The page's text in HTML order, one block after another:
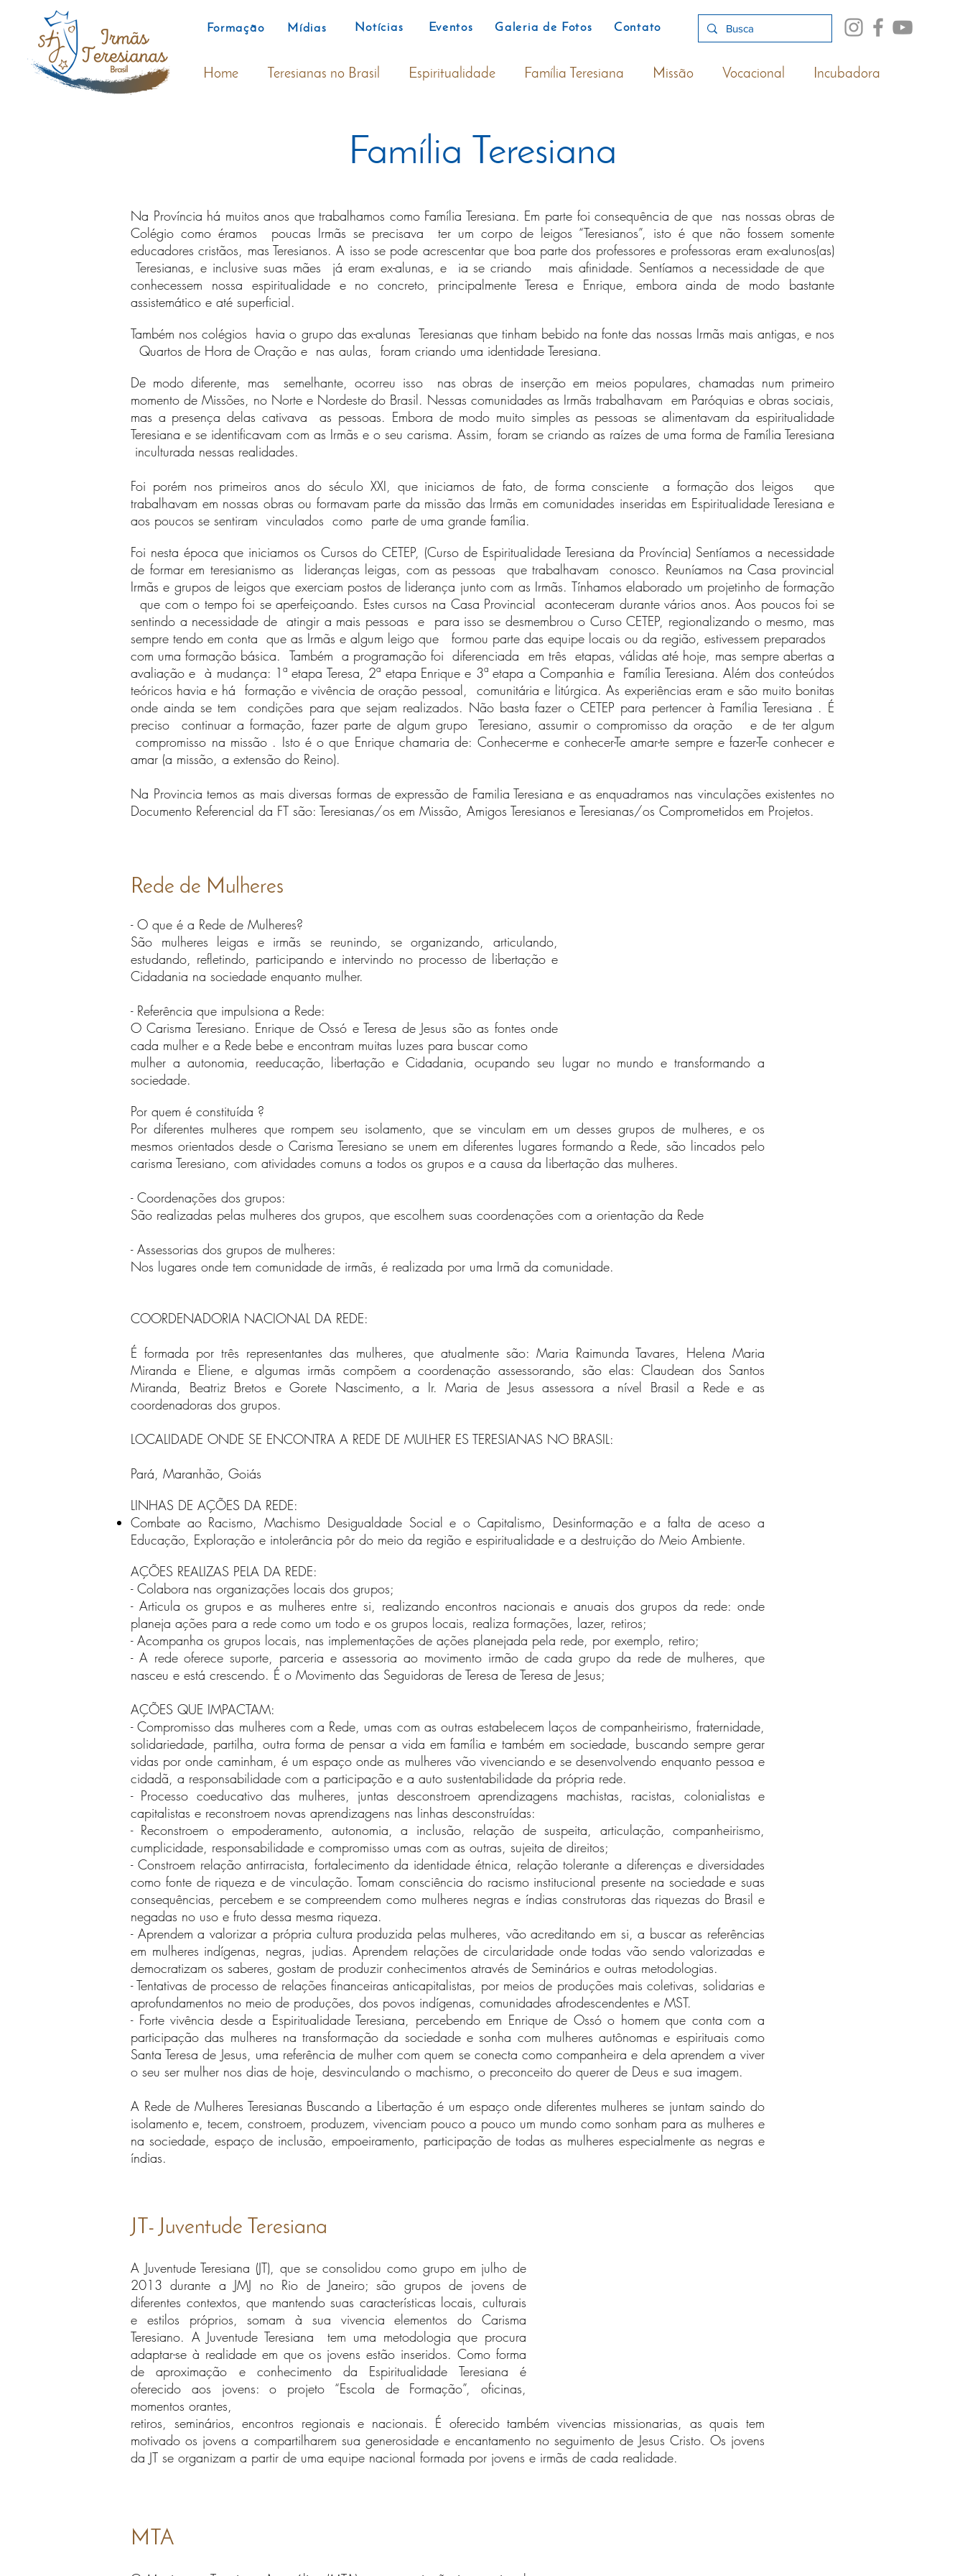
Formação Mídias Notícias Eventos Contato
Home Teresianas no Brasil Espiritualidade Família Teresiana Missão Vocacional Incubadora
Galeria de Fotos
Família Teresiana
Na Província há muitos anos que trabalhamos como Família Teresiana. Em parte foi consequência de que nas nossas obras de
Colégio como éramos poucas Irmãs se precisava ter um corpo de leigos “Teresianos”, isto é que não fossem somente
educadores cristãos, mas Teresianos. A isso se pode acrescentar que boa parte dos professores e professoras eram ex-alunos(as)
Teresianas, e inclusive suas mães já eram ex-alunas, e ia se criando mais afinidade. Sentíamos a necessidade de que
conhecessem nossa espiritualidade e no concreto, principalmente Teresa e Enrique, embora ainda de modo bastante
assistemático e até superficial.
Também nos colégios havia o grupo das ex-alunas Teresianas que tinham bebido na fonte das nossas Irmãs mais antigas, e nos
Quartos de Hora de Oração e nas aulas, foram criando uma identidade Teresiana.
De modo diferente, mas semelhante, ocorreu isso nas obras de inserção em meios populares, chamadas num primeiro
momento de Missões, no Norte e Nordeste do Brasil. Nessas comunidades as Irmãs trabalhavam em Paróquias e obras sociais,
mas a presença delas cativava as pessoas. Embora de modo muito simples as pessoas se alimentavam da espiritualidade
Teresiana e se identificavam com as Irmãs e o seu carisma. Assim, foram se criando as raízes de uma forma de Família Teresiana
inculturada nessas realidades.
Foi porém nos primeiros anos do século XXI, que iniciamos de fato, de forma consciente a formação dos leigos que
trabalhavam em nossas obras ou formavam parte da missão das Irmãs em comunidades inseridas em Espiritualidade Teresiana e
aos poucos se sentiram vinculados como parte de uma grande família.
Foi nesta época que iniciamos os Cursos do CETEP, (Curso de Espiritualidade Teresiana da Província) Sentíamos a necessidade
de formar em teresianismo as lideranças leigas, com as pessoas que trabalhavam conosco. Reuníamos na Casa provincial
Irmãs e grupos de leigos que exerciam postos de liderança junto com as Irmãs. Tínhamos elaborado um projetinho de formação
que com o tempo foi se aperfeiçoando. Estes cursos na Casa Provincial aconteceram durante vários anos. Aos poucos foi se
sentindo a necessidade de atingir a mais pessoas e para isso se desmembrou o Curso CETEP, regionalizando o mesmo, mas
sempre tendo em conta que as Irmãs e algum leigo que formou parte das equipe locais ou da região, estivessem preparados
com uma formação básica. Também a programação foi diferenciada em três etapas, válidas até hoje, mas sempre abertas a
avaliação e à mudança: 1ª etapa Teresa, 2ª etapa Enrique e 3ª etapa a Companhia e Família Teresiana. Além dos conteúdos
teóricos havia e há formação e vivência de oração pessoal, comunitária e litúrgica. As experiências eram e são muito bonitas
onde ainda se tem condições para que sejam realizados. Não basta fazer o CETEP para pertencer à Família Teresiana . É
preciso continuar a formação, fazer parte de algum grupo Teresiano, assumir o compromisso da oração e de ter algum
compromisso na missão . Isto é o que Enrique chamaria de: Conhecer-me e conhecer-Te amar-te sempre e fazer-Te conhecer e
amar (a missão, a extensão do Reino).
Na Provincia temos as mais diversas formas de expressão de Familia Teresiana e as enquadramos nas vinculações existentes no
Documento Referencial da FT são: Teresianas/os em Missão, Amigos Teresianos e Teresianas/os Comprometidos em Projetos.
Rede de Mulheres
- O que é a Rede de Mulheres?
São mulheres leigas e irmãs se reunindo, se organizando, articulando,
estudando, refletindo, participando e intervindo no processo de libertação e
Cidadania na sociedade enquanto mulher.
- Referência que impulsiona a Rede:
O Carisma Teresiano. Enrique de Ossó e Teresa de Jesus são as fontes onde
cada mulher e a Rede bebe e encontram muitas luzes para buscar como
JT- Juventude Teresiana
A Juventude Teresiana (JT), que se consolidou como grupo em julho de
2013 durante a JMJ no Rio de Janeiro; são grupos de jovens de
diferentes contextos, que mantendo suas características locais, culturais
e estilos próprios, somam à sua vivencia elementos do Carisma
Teresiano. A Juventude Teresiana tem uma metodologia que procura
adaptar-se à realidade em que os jovens estão inseridos. Como forma
de aproximação e conhecimento da Espiritualidade Teresiana é
oferecido aos jovens: o projeto “Escola de Formação”, oficinas,
momentos orantes,
MTA
mulher a autonomia, reeducação, libertação e Cidadania, ocupando seu lugar no mundo e transformando a
sociedade.
Por quem é constituída ?
Por diferentes mulheres que rompem seu isolamento, que se vinculam em um desses grupos de mulheres, e os
mesmos orientados desde o Carisma Teresiano se unem em diferentes lugares formando a Rede, são lincados pelo
carisma Teresiano, com atividades comuns a todos os grupos e a causa da libertação das mulheres.
- Coordenações dos grupos:
São realizadas pelas mulheres dos grupos, que escolhem suas coordenações com a orientação da Rede
- Assessorias dos grupos de mulheres:
Nos lugares onde tem comunidade de irmãs, é realizada por uma Irmã da comunidade.
COORDENADORIA NACIONAL DA REDE:
É formada por três representantes das mulheres, que atualmente são: Maria Raimunda Tavares, Helena Maria
Miranda e Eliene, e algumas irmãs compõem a coordenação assessorando, são elas: Claudean dos Santos
Miranda, Beatriz Bretos e Gorete Nascimento, a Ir. Maria de Jesus assessora a nível Brasil a Rede e as
coordenadoras dos grupos.
LOCALIDADE ONDE SE ENCONTRA A REDE DE MULHER ES TERESIANAS NO BRASIL:
Pará, Maranhão, Goiás
LINHAS DE AÇÕES DA REDE:
Combate ao Racismo, Machismo Desigualdade Social e o Capitalismo, Desinformação e a falta de aceso a
Educação, Exploração e intolerância pôr do meio da região e espiritualidade e a destruição do Meio Ambiente.
AÇÕES REALIZAS PELA DA REDE:
- Colabora nas organizações locais dos grupos;
- Articula os grupos e as mulheres entre si, realizando encontros nacionais e anuais dos grupos da rede: onde
planeja ações para a rede como um todo e os grupos locais, realiza formações, lazer, retiros;
- Acompanha os grupos locais, nas implementações de ações planejada pela rede, por exemplo, retiro;
- A rede oferece suporte, parceria e assessoria ao movimento irmão de cada grupo da rede de mulheres, que
nasceu e está crescendo. É o Movimento das Seguidoras de Teresa de Teresa de Jesus;
AÇÕES QUE IMPACTAM:
- Compromisso das mulheres com a Rede, umas com as outras estabelecem laços de companheirismo, fraternidade,
solidariedade, partilha, outra forma de pensar a vida em família e também em sociedade, buscando sempre gerar
vidas por onde caminham, é um espaço onde as mulheres vão vivenciando e se desenvolvendo enquanto pessoa e
cidadã, a responsabilidade com a participação e a auto sustentabilidade da própria rede.
- Processo coeducativo das mulheres, juntas desconstroem aprendizagens machistas, racistas, colonialistas e
capitalistas e reconstroem novas aprendizagens nas linhas desconstruídas:
- Reconstroem o empoderamento, autonomia, a inclusão, relação de suspeita, articulação, companheirismo,
cumplicidade, responsabilidade e compromisso umas com as outras, sujeita de direitos;
- Constroem relação antirracista, fortalecimento da identidade étnica, relação tolerante a diferenças e diversidades
como fonte de riqueza e de vinculação. Tomam consciência do racismo institucional presente na sociedade e suas
consequências, percebem e se compreendem como mulheres negras e índias construtoras das riquezas do Brasil e
negadas no uso e fruto dessa mesma riqueza.
- Aprendem a valorizar a própria cultura produzida pelas mulheres, vão acreditando em si, a buscar as referências
em mulheres indígenas, negras, judias. Aprendem relações de circularidade onde todas vão sendo valorizadas e
democratizam os saberes, gostam de produzir conhecimentos através de Seminários e outras metodologias.
- Tentativas de processo de relações financeiras anticapitalistas, por meios de produções mais coletivas, solidarias e
aprofundamentos no meio de produções, dos povos indígenas, comunidades afrodescendentes e MST.
- Forte vivência desde a Espiritualidade Teresiana, percebendo em Enrique de Ossó o homem que conta com a
participação das mulheres na transformação da sociedade e sonha com mulheres autônomas e espirituais como
Santa Teresa de Jesus, uma referência de mulher com quem se conecta como companheira e dela aprendem a viver
o seu ser mulher nos dias de hoje, desvinculando o machismo, o preconceito do querer de Deus e sua imagem.
A Rede de Mulheres Teresianas Buscando a Libertação é um espaço onde diferentes mulheres se juntam saindo do
isolamento e, tecem, constroem, produzem, vivenciam pouco a pouco um mundo como sonham para as mulheres e
na sociedade, espaço de inclusão, empoeiramento, participação de todas as mulheres especialmente as negras e
índias.
retiros, seminários, encontros regionais e nacionais. É oferecido também vivencias missionarias, as quais tem
motivado os jovens a compartilharem sua generosidade e encantamento no seguimento de Jesus Cristo. Os jovens
da JT se organizam a partir de uma equipe nacional formada por jovens e irmãs de cada realidade.